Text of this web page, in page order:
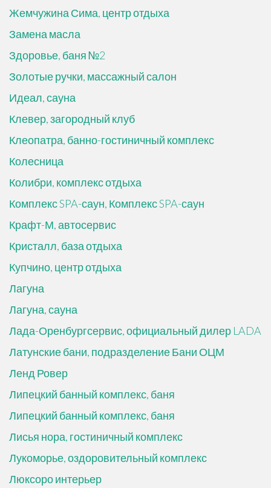
Жемчужина Сима, центр отдыха
Замена масла
Здоровье, баня №2
Золотые ручки, массажный салон
Идеал, сауна
Клевер, загородный клуб
Клеопатра, банно-гостиничный комплекс
Колесница
Колибри, комплекс отдыха
Комплекс SPA-саун, Комплекс SPA-саун
Крафт-М, автосервис
Кристалл, база отдыха
Купчино, центр отдыха
Лагуна
Лагуна, сауна
Лада-Оренбургсервис, официальный дилер LADA
Латунские бани, подразделение Бани ОЦМ
Ленд Ровер
Липецкий банный комплекс, баня
Липецкий банный комплекс, баня
Лисья нора, гостиничный комплекс
Лукоморье, оздоровительный комплекс
Люксоро интерьер